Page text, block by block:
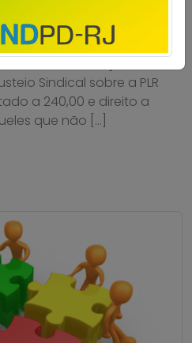
30 de julho, na sede
e trabalhadoras da
de pagamento da
Sindical sobre a PLR
a 240,00 e direito a
que não […]